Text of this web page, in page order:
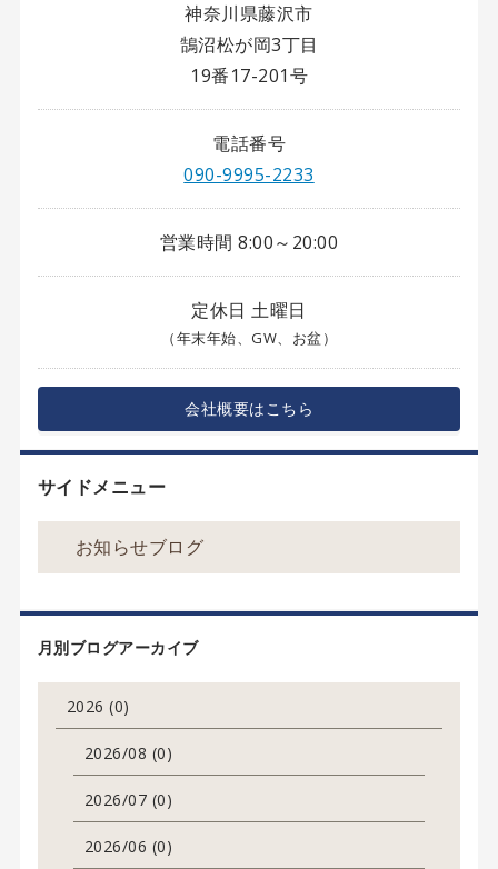
神奈川県藤沢市
鵠沼松が岡3丁目
19番17-201号
電話番号
090-9995-2233
営業時間 8:00～20:00
定休日 土曜日
（年末年始、GW、お盆）
会社概要はこちら
サイドメニュー
お知らせブログ
月別ブログアーカイブ
2026 (0)
2026/08 (0)
2026/07 (0)
2026/06 (0)